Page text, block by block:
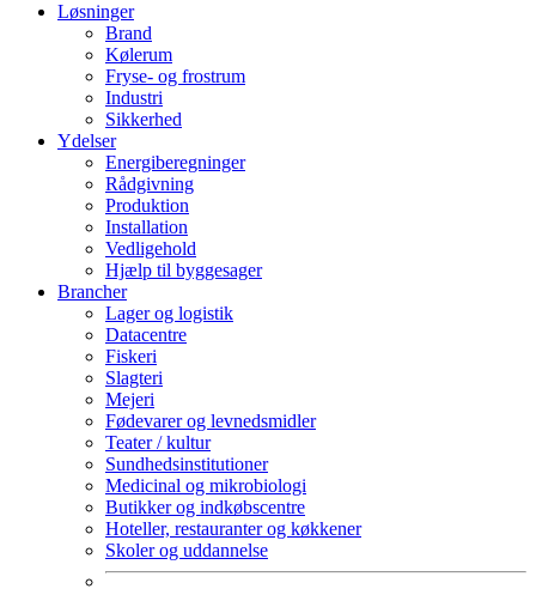
Løsninger
Brand
Kølerum
Fryse- og frostrum
Industri
Sikkerhed
Ydelser
Energiberegninger
Rådgivning
Produktion
Installation
Vedligehold
Hjælp til byggesager
Brancher
Lager og logistik
Datacentre
Fiskeri
Slagteri
Mejeri
Fødevarer og levnedsmidler
Teater / kultur
Sundhedsinstitutioner
Medicinal og mikrobiologi
Butikker og indkøbscentre
Hoteller, restauranter og køkkener
Skoler og uddannelse